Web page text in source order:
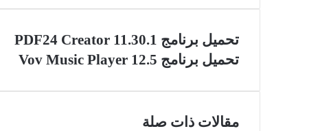
تحميل برنامج PDF24 Creator 11.30.1
تحميل برنامج Vov Music Player 12.5
مقالات ذات صلة